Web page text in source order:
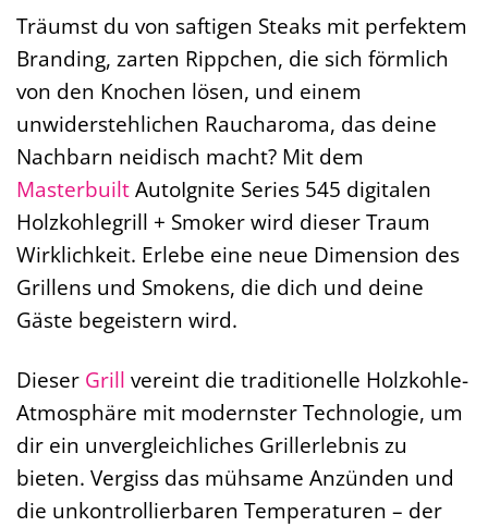
Träumst du von saftigen Steaks mit perfektem
Branding, zarten Rippchen, die sich förmlich
von den Knochen lösen, und einem
unwiderstehlichen Raucharoma, das deine
Nachbarn neidisch macht? Mit dem
MasterbuiltAutoIgnite Series 545 digitalen
Holzkohlegrill + Smoker wird dieser Traum
Wirklichkeit. Erlebe eine neue Dimension des
Grillens und Smokens, die dich und deine
Gäste begeistern wird.
Dieser Grill vereint die traditionelle Holzkohle-
Atmosphäre mit modernster Technologie, um
dir ein unvergleichliches Grillerlebnis zu
bieten. Vergiss das mühsame Anzünden und
die unkontrollierbaren Temperaturen – der